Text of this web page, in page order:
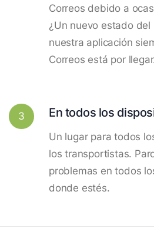
Correos debido a
¿Un nuevo estado del
nuestra aplicación
Correos está por
3 En todos los
Un lugar para todos
los transportistas.
problemas en todos
donde estés.